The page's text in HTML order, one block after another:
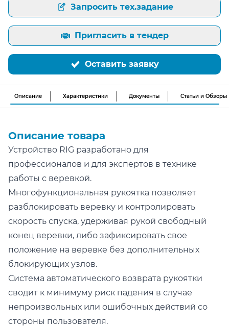
Запросить тех.задание
Пригласить в тендер
Оставить заявку
Описание Характеристики Документы Статьи и Обзоры
Описание товара
Устройство RIG разработано для
профессионалов и для экспертов в технике
работы с веревкой.
Многофункциональная рукоятка позволяет
разблокировать веревку и контролировать
скорость спуска, удерживая рукой свободный
конец веревки, либо зафиксировать свое
положение на веревке без дополнительных
блокирующих узлов.
Система автоматического возврата рукоятки
сводит к минимуму риск падения в случае
непроизвольных или ошибочных действий со
стороны пользователя.